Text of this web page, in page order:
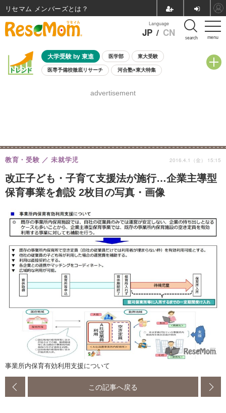
menu
Language
JP / CN search
大学受験 by 東進 医学部 東大受験
医専予備校徹底リサーチ 河合塾×東大特集
8月開催学校説明会・相談会
advertisement
改正子ども・子育て支援法が施行…企業主導型
保育事業を創設 2枚目の写真・画像
教育・受験 未就学児 2016.4.1（金） 15:15
事業所内保育有効利用支援について
この記事へ戻る
リセマム メンバーズ